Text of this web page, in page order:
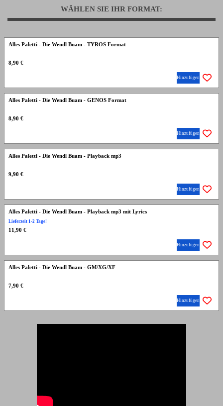
WÄHLEN SIE IHR FORMAT:
Alles Paletti - Die Wendl Buam - TYROS Format
8,90 €
Hinzufügen
Alles Paletti - Die Wendl Buam - GENOS Format
8,90 €
Hinzufügen
Alles Paletti - Die Wendl Buam - Playback mp3
9,90 €
Hinzufügen
Alles Paletti - Die Wendl Buam - Playback mp3 mit Lyrics
Lieferzeit 1-2 Tage!
11,90 €
Hinzufügen
Alles Paletti - Die Wendl Buam - GM/XG/XF
7,90 €
Hinzufügen